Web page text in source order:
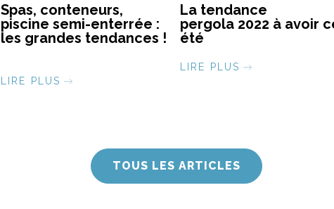
Spas, conteneurs,
piscine semi-enterrée :
les grandes tendances !
LIRE PLUS
La tendance
pergola 2022 à avoir
été
LIRE PLUS
TOUS LES ARTICLES